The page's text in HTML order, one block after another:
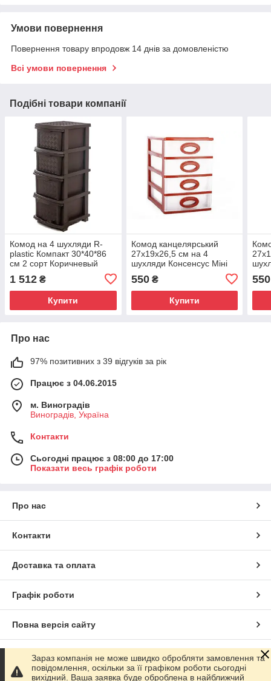
Умови повернення
Повернення товару впродовж 14 днів за домовленістю
Всі умови повернення
Подібні товари компанії
Комод на 4 шухляди R-
plastic Компакт 30*40*86
см 2 сорт Коричневый
1 512 ₴
Купити
Комод канцелярський
27х19х26,5 см на 4
шухляди Консенсус Міні
550₴
Купити
550
Про нас
97% позитивних з 39 відгуків за рік
Працює з 04.06.2015
м. Виноградів
Виноградів, Україна
Контакти
Сьогодні працює з 08:00 до 17:00
Показати весь графік роботи
Про нас
Контакти
Доставка та оплата
Графік роботи
Повна версія сайту
Сайт створено на маркетплейсі Prom.ua
Зараз компанія не може швидко обробляти замовлення та
повідомлення, оскільки за її графіком роботи сьогодні
вихідний. Ваша заявка буде оброблена в найближчий